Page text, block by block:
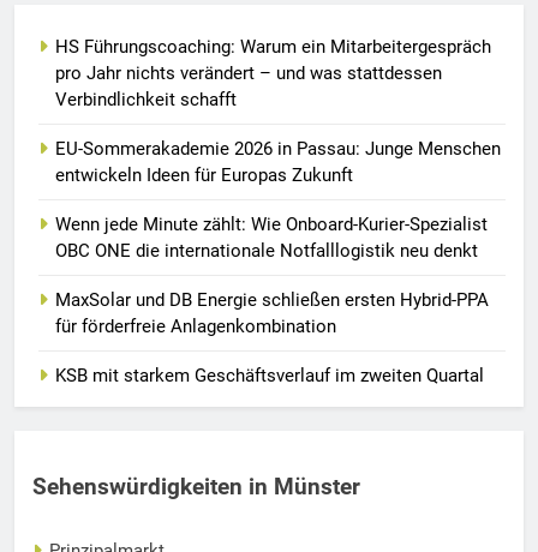
HS Führungscoaching: Warum ein Mitarbeitergespräch
pro Jahr nichts verändert – und was stattdessen
Verbindlichkeit schafft
EU-Sommerakademie 2026 in Passau: Junge Menschen
entwickeln Ideen für Europas Zukunft
Wenn jede Minute zählt: Wie Onboard-Kurier-Spezialist
OBC ONE die internationale Notfalllogistik neu denkt
MaxSolar und DB Energie schließen ersten Hybrid-PPA
für förderfreie Anlagenkombination
KSB mit starkem Geschäftsverlauf im zweiten Quartal
Sehenswürdigkeiten in Münster